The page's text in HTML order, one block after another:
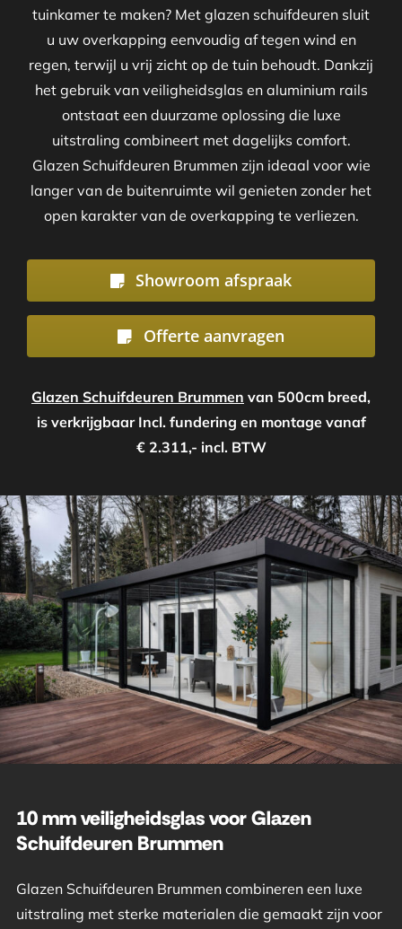
tuinkamer te maken? Met glazen schuifdeuren sluit
u uw overkapping eenvoudig af tegen wind en
regen, terwijl u vrij zicht op de tuin behoudt. Dankzij
het gebruik van veiligheidsglas en aluminium rails
ontstaat een duurzame oplossing die luxe
uitstraling combineert met dagelijks comfort.
Glazen Schuifdeuren Brummen zijn ideaal voor wie
langer van de buitenruimte wil genieten zonder het
open karakter van de overkapping te verliezen.
Showroom afspraak
Offerte aanvragen
Glazen Schuifdeuren Brummen van 500cm breed,
is verkrijgbaar Incl. fundering en montage vanaf
€ 2.311,- incl. BTW
10 mm veiligheidsglas voor Glazen
Schuifdeuren Brummen
Glazen Schuifdeuren Brummen combineren een luxe
uitstraling met sterke materialen die gemaakt zijn voor